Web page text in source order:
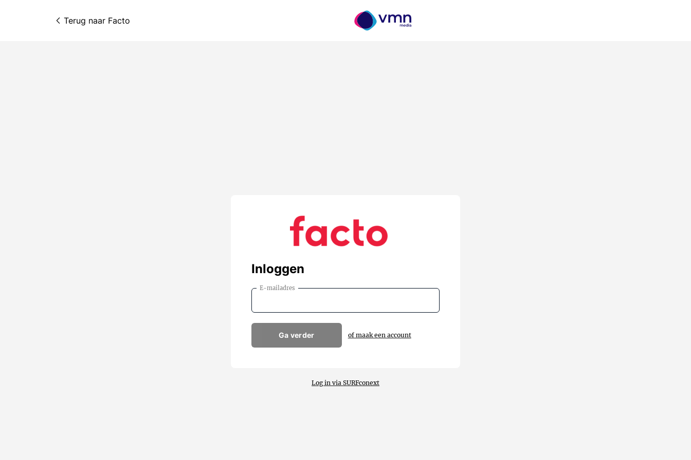
Terug naar Facto
Inloggen
E-mailadres
Ga verder of maak een account
Log in via SURFconext